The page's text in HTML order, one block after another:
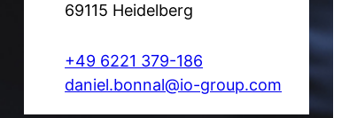
69115 Heidelberg
+49 6221 379-186
daniel.bonnal@io-group.com